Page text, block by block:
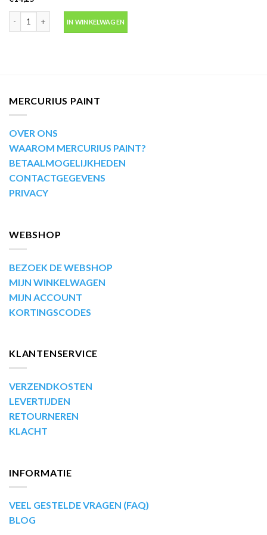
Motip Kompakt 53561 blauw metallic autolak in spuitbus 400ml aantal
IN WINKELWAGEN
MERCURIUS PAINT
OVER ONS
WAAROM MERCURIUS PAINT?
BETAALMOGELIJKHEDEN
CONTACTGEGEVENS
PRIVACY
WEBSHOP
BEZOEK DE WEBSHOP
MIJN WINKELWAGEN
MIJN ACCOUNT
KORTINGSCODES
KLANTENSERVICE
VERZENDKOSTEN
LEVERTIJDEN
RETOURNEREN
KLACHT
INFORMATIE
VEEL GESTELDE VRAGEN (FAQ)
BLOG